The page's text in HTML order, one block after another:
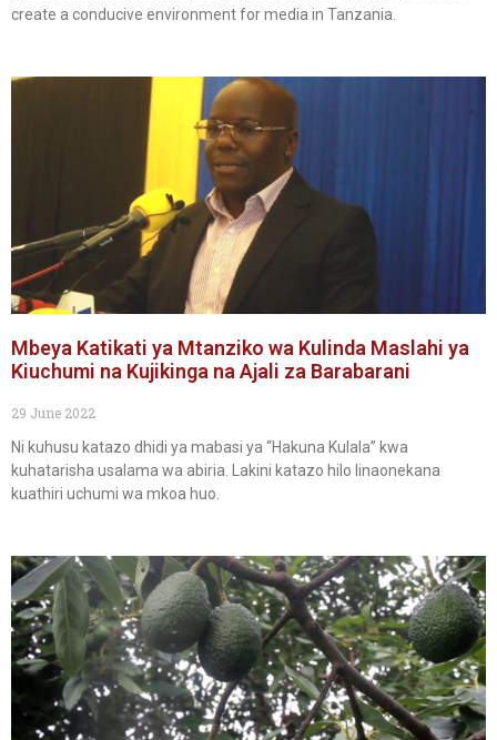
create a conducive environment for media in Tanzania.
Mbeya Katikati ya Mtanziko wa Kulinda Maslahi ya
Kiuchumi na Kujikinga na Ajali za Barabarani
29 June 2022
Ni kuhusu katazo dhidi ya mabasi ya “Hakuna Kulala” kwa
kuhatarisha usalama wa abiria. Lakini katazo hilo linaonekana
kuathiri uchumi wa mkoa huo.